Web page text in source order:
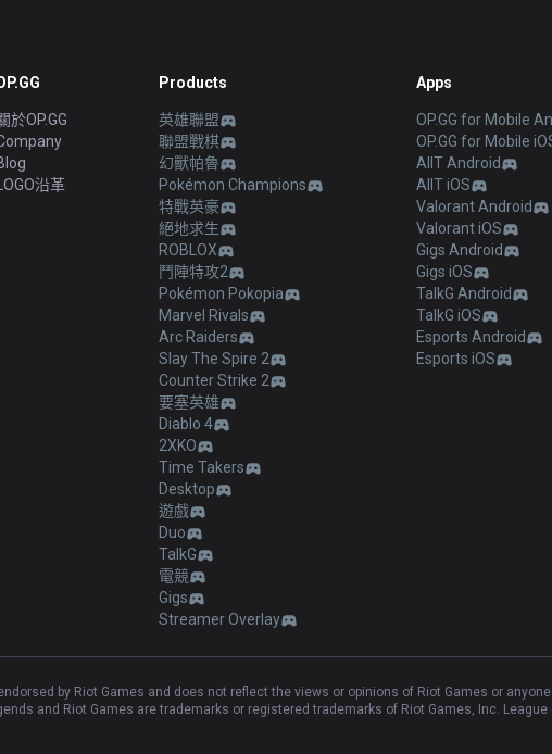
於OP.GG
LOGO沿革
Products
英雄聯盟
聯盟戰棋
幻獸帕魯
Pokémon Champions
特戰英豪
絕地求生
ROBLOX
鬥陣特攻2
Pokémon Pokopia
Marvel Rivals
Arc Raiders
Slay The Spire 2
Counter Strike 2
要塞英雄
Diablo 4
2XKO
Time Takers
Desktop
遊戲
Duo
TalkG
電競
Gigs
Streamer Overlay
Apps
OP.GG for Mobile
OP.GG for Mobile
AllT Android
AllT iOS
Valorant Android
Valorant iOS
Gigs Android
Gigs iOS
TalkG Android
TalkG iOS
Esports Android
Esports iOS
endorsed by Riot Games and does not reflect the views or opinions of Riot Games or
and Riot Games are trademarks or registered trademarks of Riot Games, Inc.